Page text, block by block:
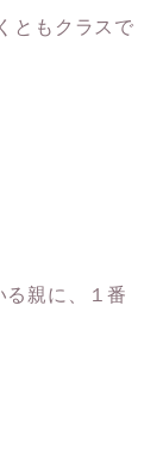
ともクラスで
親に、１番